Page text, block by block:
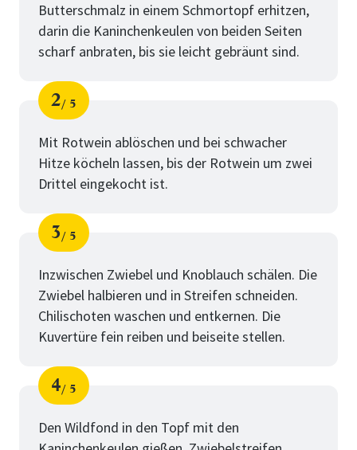
Butterschmalz in einem Schmortopf erhitzen,
darin die Kaninchenkeulen von beiden Seiten
scharf anbraten, bis sie leicht gebräunt sind.
Schritt
2
von
5
Mit Rotwein ablöschen und bei schwacher
Hitze köcheln lassen, bis der Rotwein um zwei
Drittel eingekocht ist.
Schritt
3
von
5
Inzwischen Zwiebel und Knoblauch schälen. Die
Zwiebel halbieren und in Streifen schneiden.
Chilischoten waschen und entkernen. Die
Kuvertüre fein reiben und beiseite stellen.
Schritt
4
von
5
Den Wildfond in den Topf mit den